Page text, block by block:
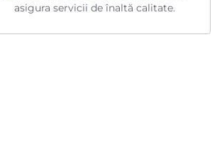
asigura servicii de înaltă calitate.